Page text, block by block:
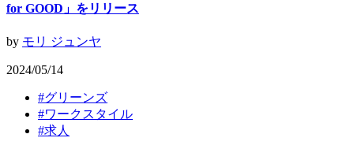
for GOOD」をリリース
by モリ ジュンヤ
2024/05/14
#グリーンズ
#ワークスタイル
#求人